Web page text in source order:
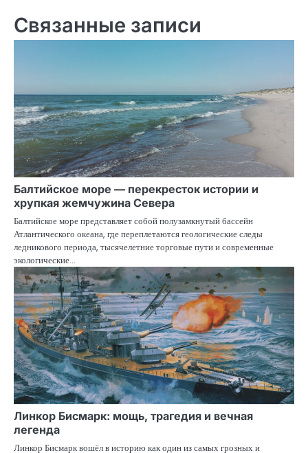
Связанные записи
Балтийское море — перекресток истории и
хрупкая жемчужина Севера
Балтийское море представляет собой полузамкнутый бассейн
Атлантического океана, где переплетаются геологические следы
ледникового периода, тысячелетние торговые пути и современные
экологические…
Линкор Бисмарк: мощь, трагедия и вечная
легенда
Линкор Бисмарк вошёл в историю как один из самых грозных и